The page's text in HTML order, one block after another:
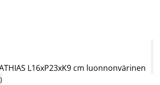
L16xP23xK9 cm luonnonvärinen
)